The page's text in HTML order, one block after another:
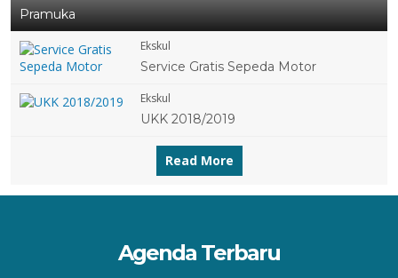
Pramuka
Ekskul
Service Gratis Sepeda Motor
Ekskul
UKK 2018/2019
Read More
Agenda Terbaru